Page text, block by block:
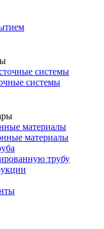
системы
системы
материалы
материалы
трубу